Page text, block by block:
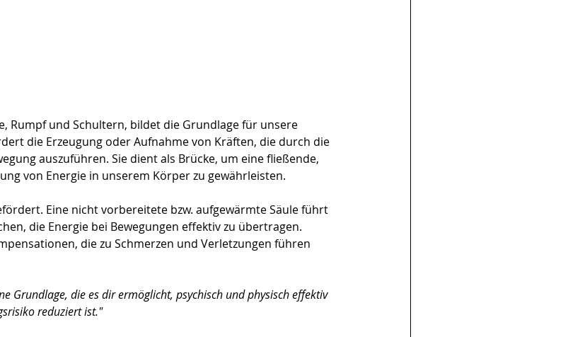
Rumpf und Schultern, bildet die Grundlage für unsere
die Erzeugung oder Aufnahme von Kräften, die durch die
auszuführen. Sie dient als Brücke, um eine fließende,
von Energie in unserem Körper zu gewährleisten.
Eine nicht vorbereitete bzw. aufgewärmte Säule führt
die Energie bei Bewegungen effektiv zu übertragen.
die zu Schmerzen und Verletzungen führen
Grundlage, die es dir ermöglicht, psychisch und physisch effektiv
reduziert ist."